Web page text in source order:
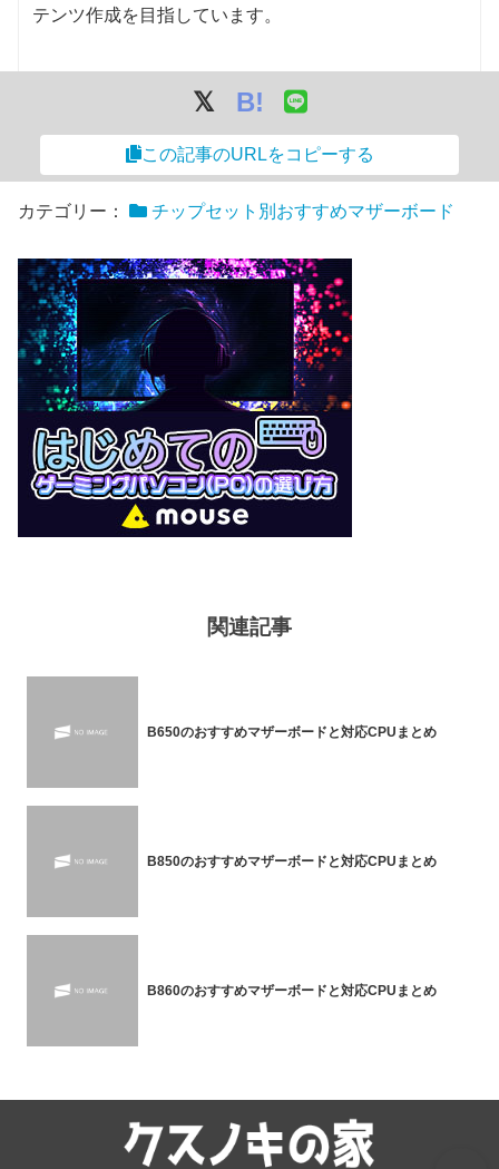
テンツ作成を目指しています。
B!
この記事のURLをコピーする
カテゴリー： チップセット別おすすめマザーボード
関連記事
B650のおすすめマザーボードと対応CPUまとめ
B850のおすすめマザーボードと対応CPUまとめ
B860のおすすめマザーボードと対応CPUまとめ